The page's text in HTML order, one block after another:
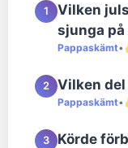
1
Vilken
sjunga
Pappaskämt•
2 Vilken
Pappaskämt•
3 Körde